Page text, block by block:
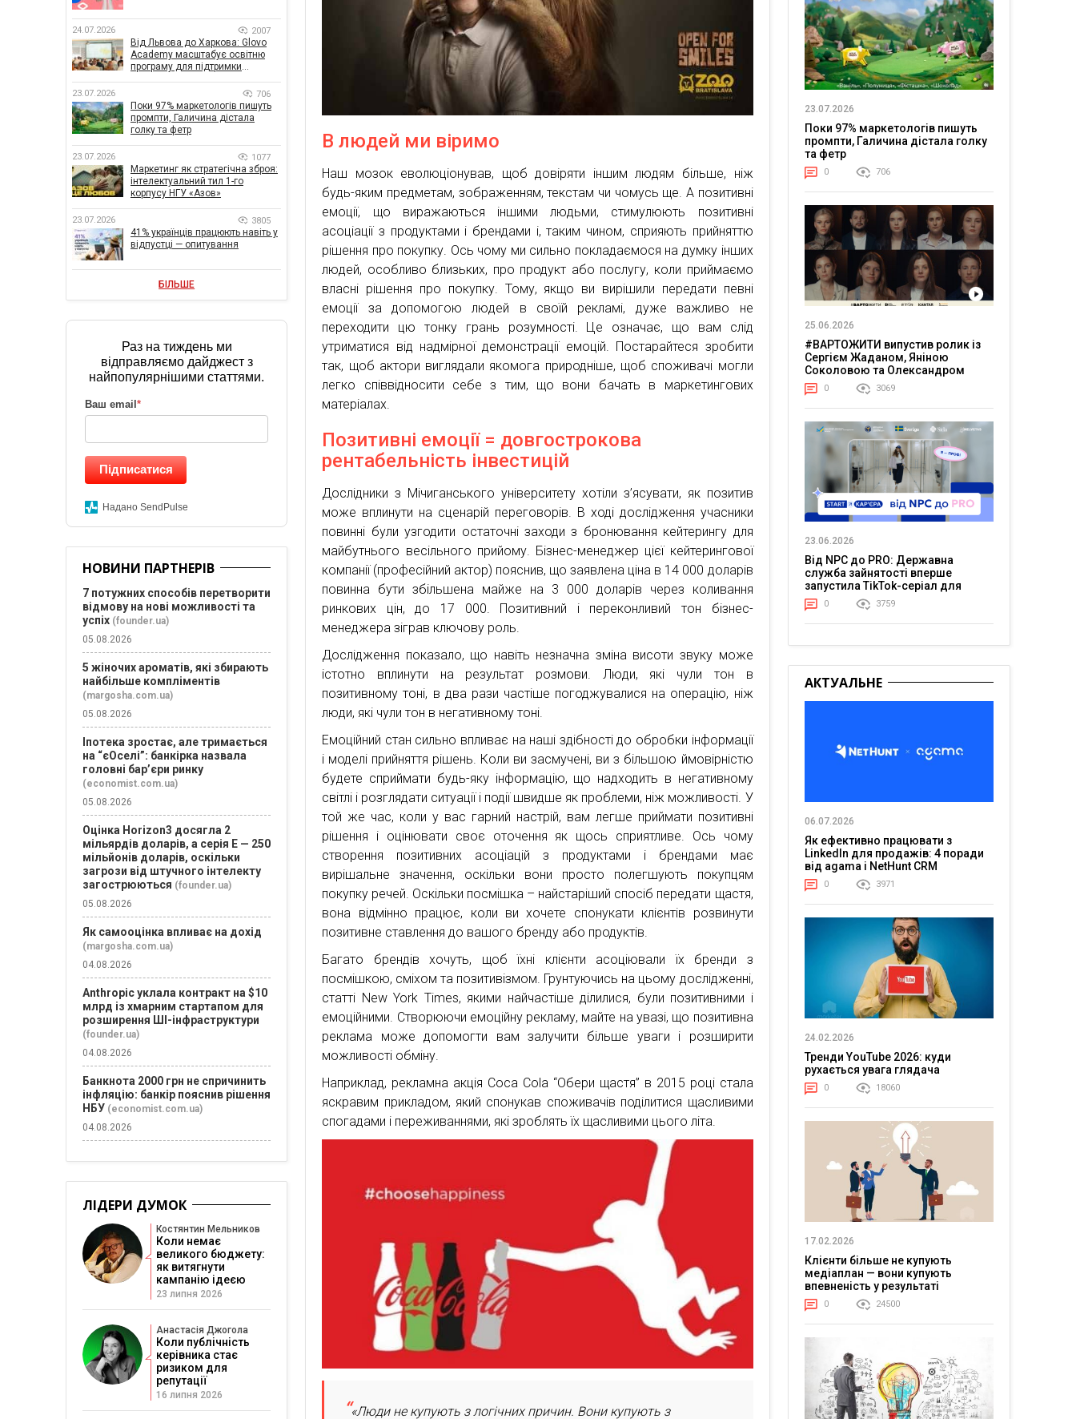
В людей ми віримо
Наш мозок еволюціонував, щоб довіряти іншим людям більше, ніж
будь-яким предметам, зображенням, текстам чи чомусь ще. А позитивні
емоції, що виражаються іншими людьми, стимулюють позитивні
асоціації з продуктами і брендами і, таким чином, сприяють прийняттю
рішення про покупку. Ось чому ми сильно покладаємося на думку інших
людей, особливо близьких, про продукт або послугу, коли приймаємо
власні рішення про покупку. Тому, якщо ви вирішили передати певні
емоції за допомогою людей в своїй рекламі, дуже важливо не
переходити цю тонку грань розумності. Це означає, що вам слід
утриматися від надмірної демонстрації емоцій. Постарайтеся зробити
так, щоб актори виглядали якомога природніше, щоб споживачі могли
легко співвідносити себе з тим, що вони бачать в маркетингових
матеріалах.
Позитивні емоції = довгострокова
рентабельність інвестицій
Дослідники з Мічиганського університету хотіли з’ясувати, як позитив
може вплинути на сценарій переговорів. В ході дослідження учасники
повинні були узгодити остаточні заходи з бронювання кейтерингу для
майбутнього весільного прийому. Бізнес-менеджер цієї кейтерингової
компанії (професійний актор) пояснив, що заявлена ціна в 14 000 доларів
повинна бути збільшена майже на 3 000 доларів через коливання
ринкових цін, до 17 000. Позитивний і переконливий тон бізнес-
менеджера зіграв ключову роль.
Дослідження показало, що навіть незначна зміна висоти звуку може
істотно вплинути на результат розмови. Люди, які чули тон в
позитивному тоні, в два рази частіше погоджувалися на операцію, ніж
люди, які чули тон в негативному тоні.
Емоційний стан сильно впливає на наші здібності до обробки інформації
і моделі прийняття рішень. Коли ви засмучені, ви з більшою ймовірністю
будете сприймати будь-яку інформацію, що надходить в негативному
світлі і розглядати ситуації і події швидше як проблеми, ніж можливості. У
той же час, коли у вас гарний настрій, вам легше приймати позитивні
рішення і оцінювати своє оточення як щось сприятливе. Ось чому
створення позитивних асоціацій з продуктами і брендами має
вирішальне значення, оскільки вони просто полегшують покупцям
покупку речей. Оскільки посмішка – найстаріший спосіб передати щастя,
вона відмінно працює, коли ви хочете спонукати клієнтів розвинути
позитивне ставлення до вашого бренду або продуктів.
Багато брендів хочуть, щоб їхні клієнти асоціювали їх бренди з
посмішкою, сміхом та позитивізмом. Грунтуючись на цьому дослідженні,
статті New York Times, якими найчастіше ділилися, були позитивними і
емоційними. Створюючи емоційну рекламу, майте на увазі, що позитивна
реклама може допомогти вам залучити більше уваги і розширити
можливості обміну.
Наприклад, рекламна акція Coca Cola “Обери щастя” в 2015 році стала
яскравим прикладом, який спонукав споживачів поділитися щасливими
спогадами і переживаннями, які зроблять їх щасливими цього літа.
«Люди не купують з логічних причин. Вони купують з
24.07.2026 2007
Від Львова до Харкова: Glovo
Academy масштабує освітню
програму для підтримки
23.07.2026 706
Поки 97% маркетологів пишуть
промпти, Галичина дістала
голку та фетр
23.07.2026 1077
Маркетинг як стратегічна зброя:
інтелектуальний тил 1-го
корпусу НГУ «Азов»
23.07.2026 3805
41% українців працюють навіть у
відпустці — опитування
БІЛЬШЕ
Раз на тиждень ми
відправляємо дайджест з
найпопулярнішими статтями.
Ваш email *
Підписатися
Надано SendPulse
НОВИНИ ПАРТНЕРІВ
7 потужних способів перетворити
відмову на нові можливості та
успіх (founder.ua)
05.08.2026
5 жіночих ароматів, які збирають
найбільше компліментів
(margosha.com.ua)
05.08.2026
Іпотека зростає, але тримається
на “єОселі”: банкірка назвала
головні бар’єри ринку
(economist.com.ua)
05.08.2026
Оцінка Horizon3 досягла 2
мільярдів доларів, а серія E — 250
мільйонів доларів, оскільки
загрози від штучного інтелекту
загострюються (founder.ua)
05.08.2026
Як самооцінка впливає на дохід
(margosha.com.ua)
04.08.2026
Anthropic уклала контракт на $10
млрд із хмарним стартапом для
розширення ШІ-інфраструктури
(founder.ua)
04.08.2026
Банкнота 2000 грн не спричинить
інфляцію: банкір пояснив рішення
НБУ (economist.com.ua)
04.08.2026
ЛІДЕРИ ДУМОК
Костянтин Мельников
Коли немає
великого бюджету:
як витягнути
кампанію ідеєю
23 липня 2026
Анастасія Джогола
Коли публічність
керівника стає
ризиком для
репутації
16 липня 2026
23.07.2026
Поки 97% маркетологів пишуть
промпти, Галичина дістала голку
та фетр
0 706
25.06.2026
#ВАРТОЖИТИ випустив ролик із
Сергієм Жаданом, Яніною
Соколовою та Олександром
Тереном про життя в постійній
напрузі
0 3069
23.06.2026
Від NPC до PRO: Державна
служба зайнятості вперше
запустила TikTok-серіал для
молоді
0 3759
АКТУАЛЬНЕ
06.07.2026
Як ефективно працювати з
LinkedIn для продажів: 4 поради
від agama і NetHunt CRM
0 3971
24.02.2026
Тренди YouTube 2026: куди
рухається увага глядача
0 18060
17.02.2026
Клієнти більше не купують
медіаплан — вони купують
впевненість у результаті
0 24500